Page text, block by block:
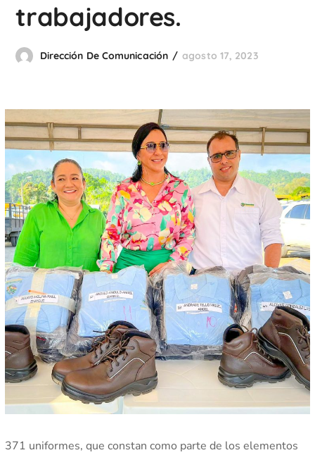
trabajadores.
Dirección De Comunicación agosto 17, 2023
371 uniformes, que constan como parte de los elementos